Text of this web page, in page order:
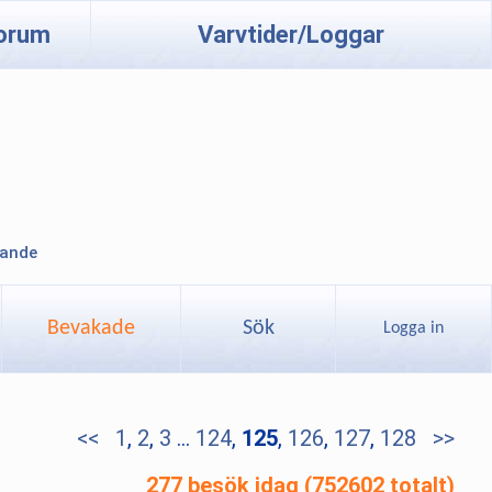
Varvtider/Loggar
Bevakade Sök Logga in
<< 1 , 2, 3 ... 124, 125, 126, 127, 128
>>
277 besök idag (752602 totalt)